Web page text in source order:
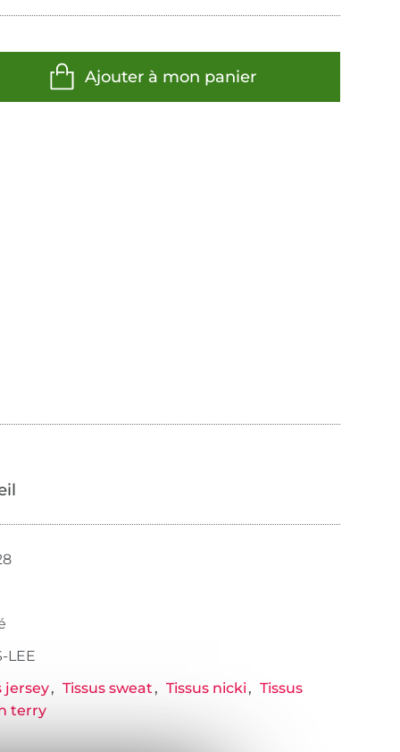
Ajouter à mon panier
LEE
jersey Tissus sweat Tissus nicki
Tissus
terry